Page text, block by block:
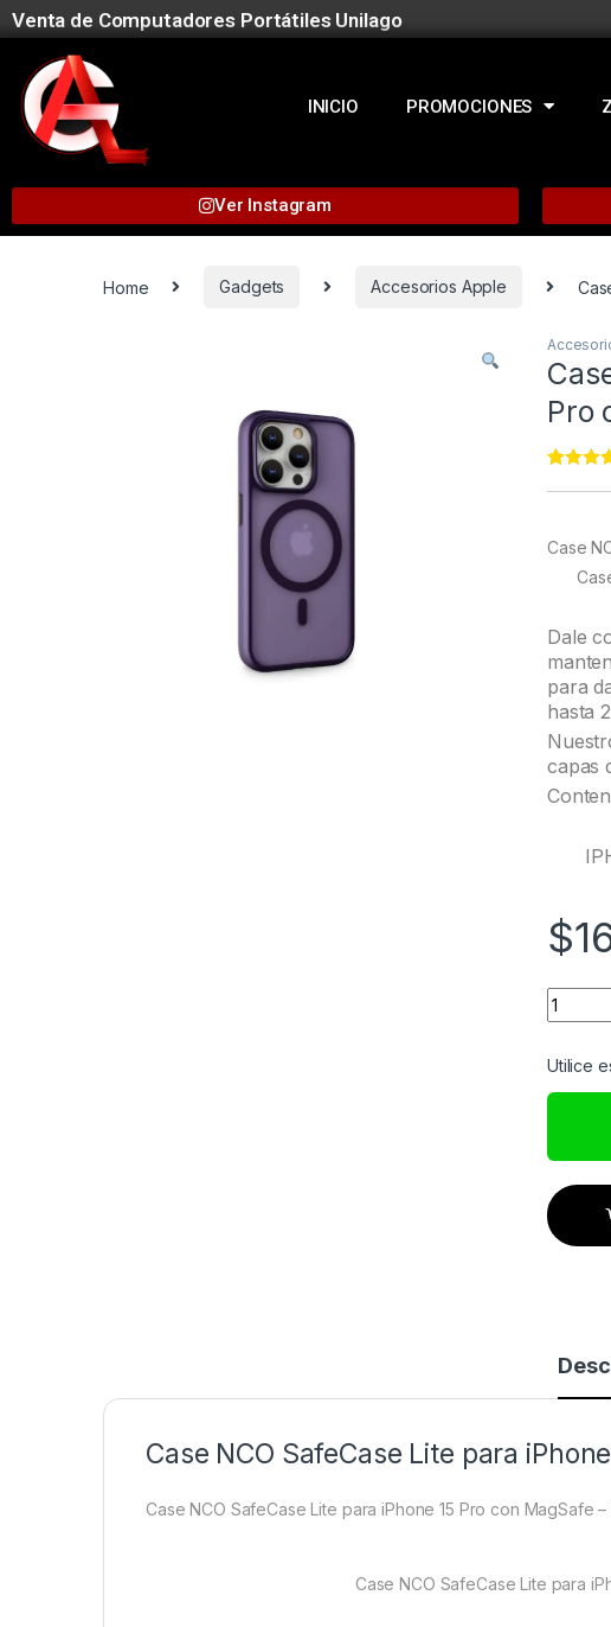
Venta de Computadores Portátiles Unilago
INICIO PROMOCIONES
Ver Instagram
Home Gadgets Accesorios Apple
Pro
ratings
Case
Dale
para
hasta
capas
$
Utilice
Case NCO SafeCase Lite para
Case NCO SafeCase Lite para iPhone 15 Pro con MagSafe
Case NCO SafeCase Lite para